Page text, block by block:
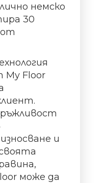
немско
30
от
My Floor
и
може да